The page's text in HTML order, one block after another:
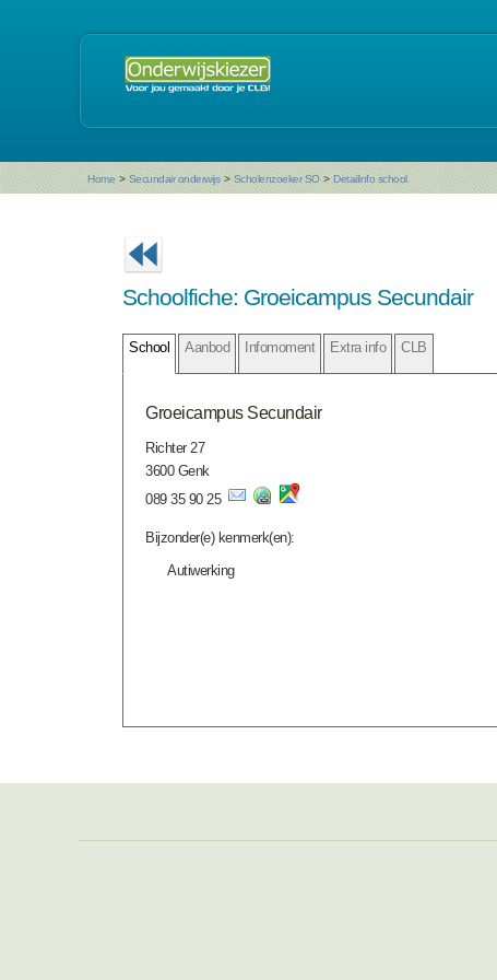
Home > Secundair onderwijs > Scholenzoeker SO > Detailinfo school
Schoolfiche: Groeicampus Secundair
School Aanbod Infomoment Extra info CLB
Groeicampus Secundair
Richter 27
3600 Genk
089 35 90 25
Bijzonder(e) kenmerk(en):
Autiwerking